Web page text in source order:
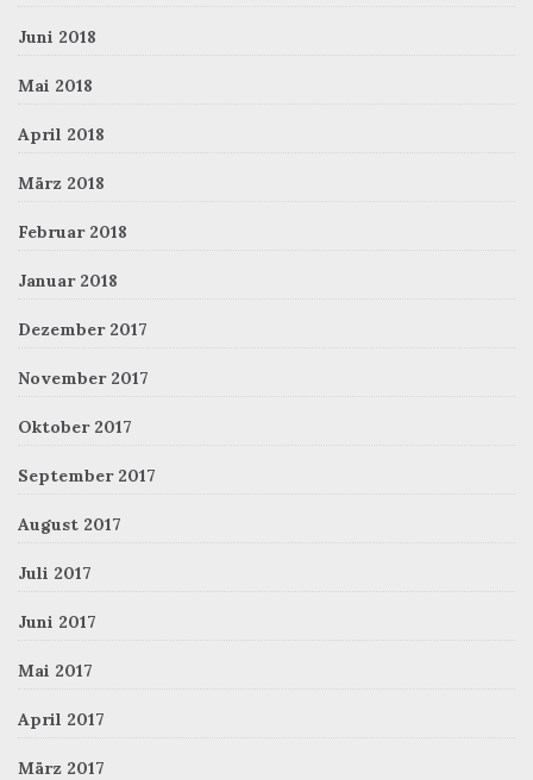
Juni 2018
Mai 2018
April 2018
März 2018
Februar 2018
Januar 2018
Dezember 2017
November 2017
Oktober 2017
September 2017
August 2017
Juli 2017
Juni 2017
Mai 2017
April 2017
März 2017